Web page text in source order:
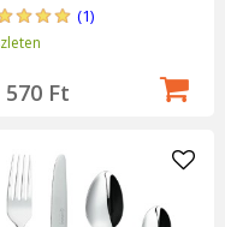
(1)
570 Ft